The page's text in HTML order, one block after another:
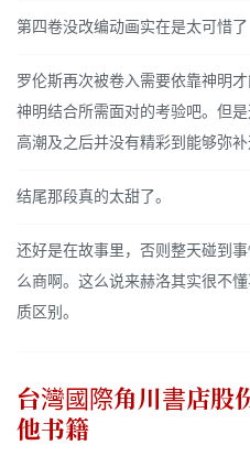
第四卷没改编动画实在是太可惜了
罗伦斯再次被卷入需要依靠神明
神明结合所需面对的考验吧。但
高潮及之后并没有精彩到能够弥补
结尾那段真的太甜了。
还好是在故事里，否则整天碰到
么商啊。这么说来赫洛其实很不
质区别。
台灣國際角川書店股
他书籍